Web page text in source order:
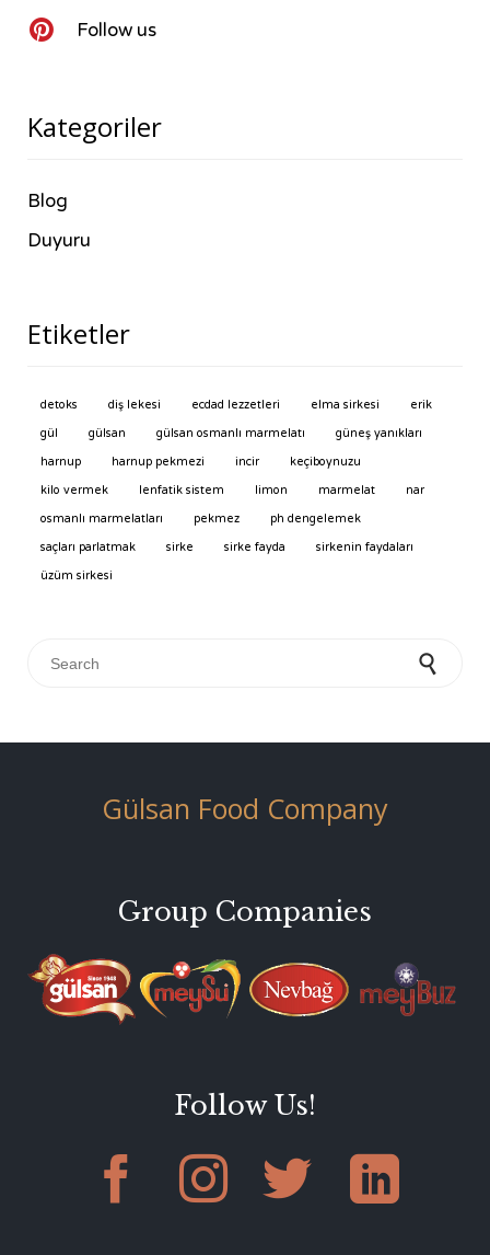
 Follow us
Kategoriler
Blog
Duyuru
Etiketler
detoks diş lekesi ecdad lezzetleri elma sirkesi
erik
gül
gülsan gülsan osmanlı marmelatı
güneş yanıkları
harnup
harnup pekmezi incir
keçiboynuzu
kilo vermek
lenfatik sistem limon marmelat
nar
osmanlı marmelatları
pekmez
ph dengelemek
saçları parlatmak
sirke sirke fayda
sirkenin faydaları
üzüm sirkesi
Gülsan Food Company
Group Companies
Follow Us!
   